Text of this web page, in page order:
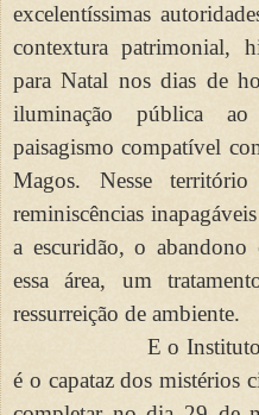
excelentíssimas
contextura patrimonial,
para Natal nos dias de
iluminação pública ao
paisagismo compatível
Magos. Nesse
reminiscências
a escuridão, o abandono
essa área, um
ressurreição de ambiente.
E o
é o capataz dos mistérios